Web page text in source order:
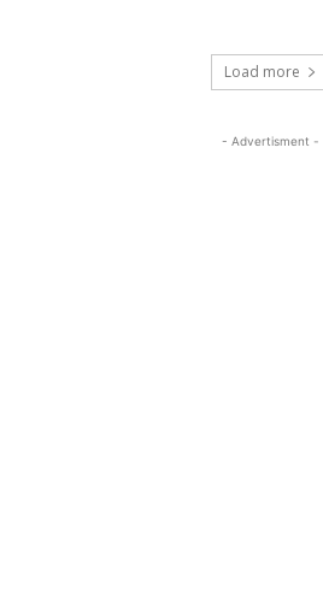
Load more
- Advertisment -